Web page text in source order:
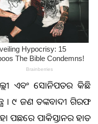
ଏବଂ ସୋନିପତର କିଛି
। ୯ ଜଣ ଆତଙ୍କବାଦୀ ଗିରଫ
ପଛରେ ପାକିସ୍ତାନର ହାତ